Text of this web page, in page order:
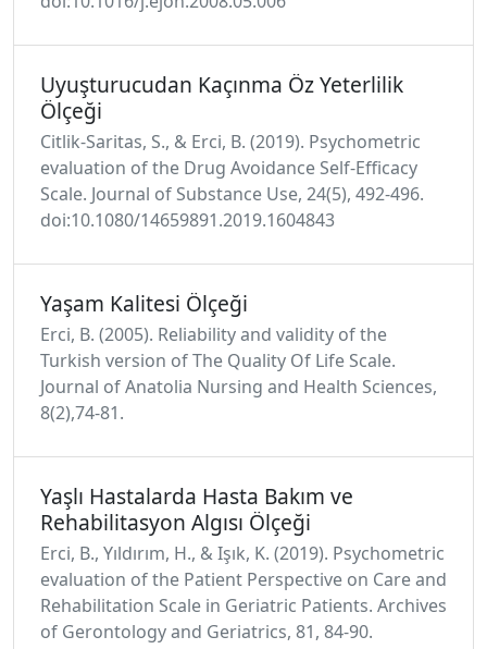
Uyuşturucudan Kaçınma Öz Yeterlilik
Ölçeği
Citlik-Saritas, S., & Erci, B. (2019). Psychometric
evaluation of the Drug Avoidance Self-Efficacy
Scale. Journal of Substance Use, 24(5), 492-496.
doi:10.1080/14659891.2019.1604843
Yaşam Kalitesi Ölçeği
Erci, B. (2005). Reliability and validity of the
Turkish version of The Quality Of Life Scale.
Journal of Anatolia Nursing and Health Sciences,
8(2),74-81.
Yaşlı Hastalarda Hasta Bakım ve
Rehabilitasyon Algısı Ölçeği
Erci, B., Yıldırım, H., & Işık, K. (2019). Psychometric
evaluation of the Patient Perspective on Care and
Rehabilitation Scale in Geriatric Patients. Archives
of Gerontology and Geriatrics, 81, 84-90.